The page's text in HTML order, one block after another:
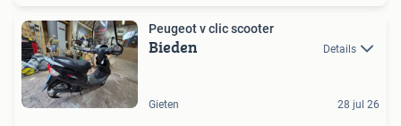
Peugeot v clic scooter
Bieden Details
Gieten 28 jul 26